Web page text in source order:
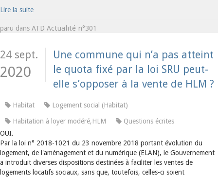
Lire la suite
paru dans ATD Actualité n°301
24 sept.
2020
Une commune qui n’a pas atteint
le quota fixé par la loi SRU peut-
elle s’opposer à la vente de HLM ?
Habitat Logement social (Habitat)
Habitation à loyer modéré,HLM
Questions écrites
OUI.
Par la loi n° 2018-1021 du 23 novembre 2018 portant évolution du
logement, de l'aménagement et du numérique (ELAN), le Gouvernement
a introduit diverses dispositions destinées à faciliter les ventes de
logements locatifs sociaux, sans que, toutefois, celles-ci soient